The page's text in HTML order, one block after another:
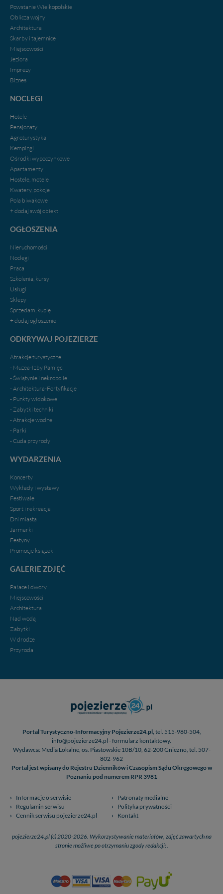
Powstanie Wielkopolskie
Oblicza wojny
Architektura
Skarby i tajemnice
Miejscowości
Jeziora
Imprezy
Biznes
NOCLEGI
Hotele
Pensjonaty
Agroturystyka
Kempingi
Ośrodki wypoczynkowe
Apartamenty
Hostele, motele
Kwatery, pokoje
Pola biwakowe
+ dodaj swój obiekt
OGŁOSZENIA
Nieruchomości
Noclegi
Praca
Szkolenia, kursy
Usługi
Sklepy
Sprzedam, kupię
+ dodaj ogłoszenie
ODKRYWAJ POJEZIERZE
Atrakcje turystyczne
- Muzea-Izby Pamięci
- Świątynie i nekropolie
- Architektura-Fortyfikacje
- Punkty widokowe
- Zabytki techniki
- Atrakcje wodne
- Parki
- Cuda przyrody
WYDARZENIA
Koncerty
Wykłady i wystawy
Festiwale
Sport i rekreacja
Dni miasta
Jarmarki
Festyny
Promocje ksiązek
GALERIE ZDJĘĆ
Pałace i dwory
Miejscowości
Architektura
Nad wodą
Zabytki
W drodze
Przyroda
Portal Turystyczno-Informacyjny Pojezierze24.pl, tel. 515-980-504,
info@pojezierze24.pl - formularz kontaktowy.
Wydawca: Media Lokalne, os. Piastowskie 10B/10, 62-200 Gniezno, tel. 507-
802-962
Portal jest wpisany do Rejestru Dzienników i Czasopism Sądu Okręgowego w
Poznaniu pod numerem RPR 3981
Informacje o serwisie
Patronaty medialne
Regulamin serwisu
Polityka prywatności
Cennik serwisu pojezierze24.pl
Kontakt
pojezierze24.pl (c) 2020-2026. Wykorzystywanie materiałów, zdjęć zawartych na
stronie możliwe po otrzymaniu zgody redakcji!.
wyszukania, ulubione miejsca, logowania, itp).
Bezpieczeństwo Twoich danych jest dla nas
priorytetowe, bez poinformowania Ciebie nie będziemy
zmieniać zakresu naszych uprawnień. Twoje dane są u
nas bezpieczne, jeśli masz wątpliwości co do naszych
intencji, zawsze możesz wycofać swoją zgodę. Więcej
informacji uzyskach w naszej
Klikając znak X lub przycisk PRZEJDŹ DO SERWISU
Twoich danych innym podmiotom oraz osobom
trzecim. Wyjątkiem jest sytuacja, gdy przekazanie
Twoich danych jest elementem usługi (przekazanie
danych z formularza kontaktowego, przekazanie danych
w przypadku rezerwacji usług typu: nocleg, czartery,
itp). Więcej informacji o zasadach i funkcjonalności
serwisu w
Administratorem Twoich danych jest firma: Media
Piastowskim 10B/10. Możesz z nami skontaktować się
za pośrednictwem tej
W każdej chwili możesz: zażądać dostępu do swoich
zabronić ich przetwarzania. Pamiętaj jednak, że nie
praw w odniesieniu do informacji zawartych w plikach
zrobić za Ciebie.
Pojezierze Gnieźnieńskie - odkrywaj i wypoczywaj...
wakacje...